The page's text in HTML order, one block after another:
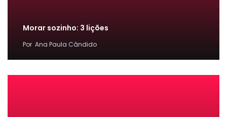
Morar sozinho: 3 lições
Por Ana Paula Cândido